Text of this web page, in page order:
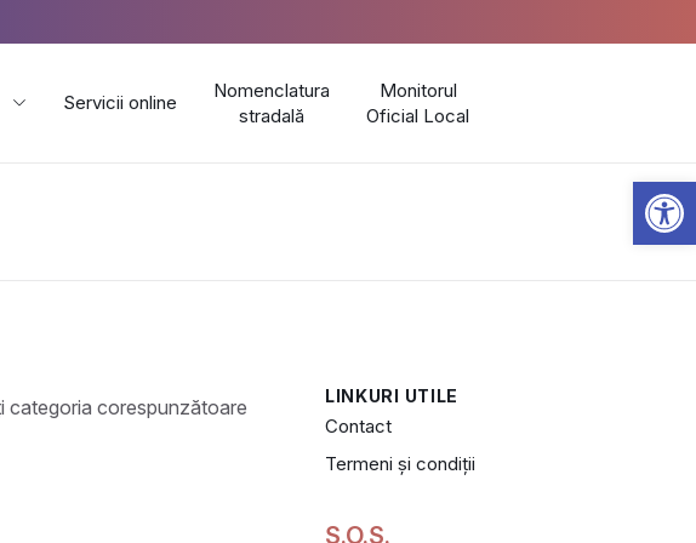
Servicii online
Nomenclatura
stradală
Monitorul
Oficial Local
LINKURI UTILE
Contact
Termeni și condiții
S.O.S.